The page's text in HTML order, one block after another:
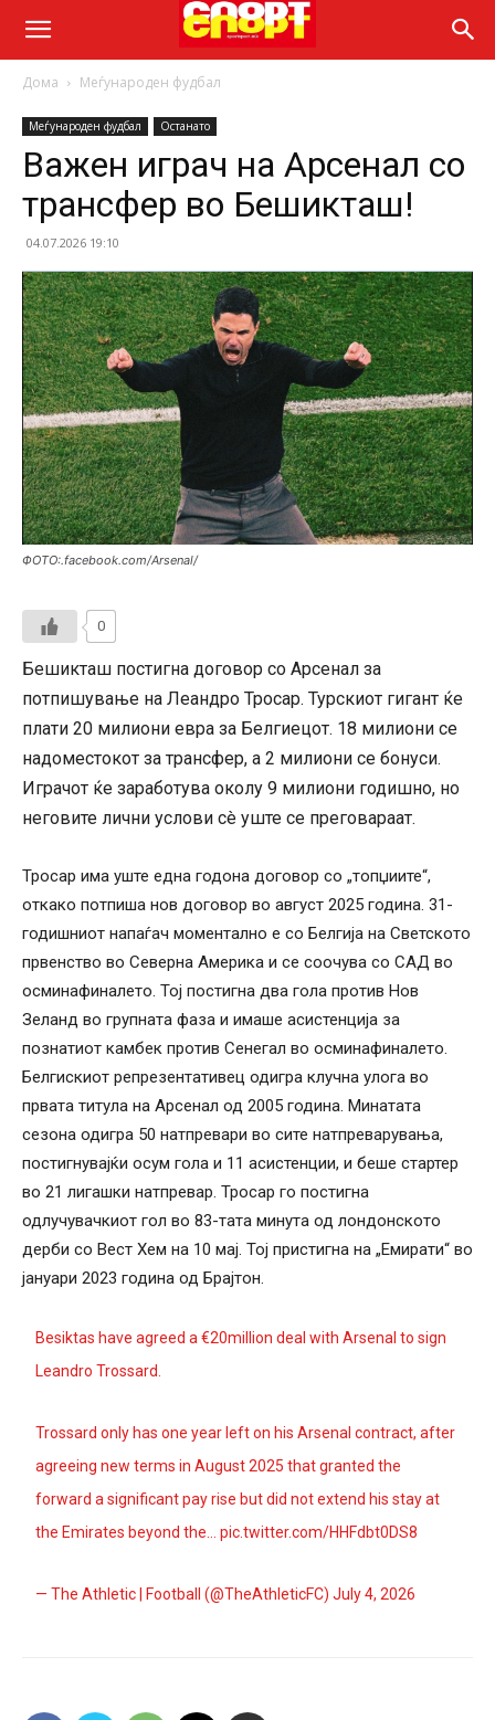
Дома Меѓународен фудбал
Меѓународен фудбал Останато
Важен играч на Арсенал со
трансфер во Бешикташ!
04.07.2026 19:10
ФОТО:.facebook.com/Arsenal/
0
Бешикташ постигна договор со Арсенал за
потпишување на Леандро Тросар. Турскиот гигант ќе
плати 20 милиони евра за Белгиецот. 18 милиони се
надоместокот за трансфер, а 2 милиони се бонуси.
Играчот ќе заработува околу 9 милиони годишно, но
неговите лични услови сè уште се преговараат.
Тросар има уште една годона договор со „топџиите“,
откако потпиша нов договор во август 2025 година. 31-
годишниот напаѓач моментално е со Белгија на Светското
првенство во Северна Америка и се соочува со САД во
осминафиналето. Тој постигна два гола против Нов
Зеланд во групната фаза и имаше асистенција за
познатиот камбек против Сенегал во осминафиналето.
Белгискиот репрезентативец одигра клучна улога во
првата титула на Арсенал од 2005 година. Минатата
сезона одигра 50 натпревари во сите натпреварувања,
постигнувајќи осум гола и 11 асистенции, и беше стартер
во 21 лигашки натпревар. Тросар го постигна
одлучувачкиот гол во 83-тата минута од лондонското
дерби со Вест Хем на 10 мај. Тој пристигна на „Емирати“ во
јануари 2023 година од Брајтон.
Besiktas have agreed a €20million deal with Arsenal to sign
Leandro Trossard.
Trossard only has one year left on his Arsenal contract, after
agreeing new terms in August 2025 that granted the
forward a significant pay rise but did not extend his stay at
the Emirates beyond the…pic.twitter.com/HHFdbt0DS8
— The Athletic | Football (@TheAthleticFC)July 4, 2026